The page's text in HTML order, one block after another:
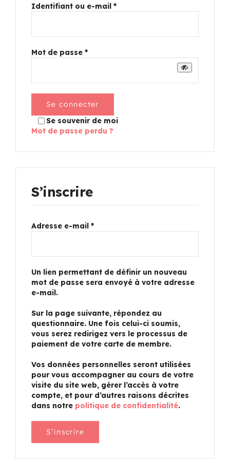
Mon Compte
Panier
OFFRES D’EMPLOI
Identifiant ou e-mail *Obligatoire
Mot de passe *Obligatoire
Se souvenir de moi
Se connecter
Mot de passe perdu ?
S’inscrire
Adresse e-mail *Obligatoire
Un lien permettant de définir un nouveau
mot de passe sera envoyé à votre adresse
e-mail.
Sur la page suivante, répondez au
questionnaire. Une fois celui-ci soumis,
vous serez redirigez vers le processus de
paiement de votre carte de membre.
Vos données personnelles seront utilisées
pour vous accompagner au cours de votre
visite du site web, gérer l’accès à votre
compte, et pour d’autres raisons décrites
dans notre politique de confidentialité.
S’inscrire